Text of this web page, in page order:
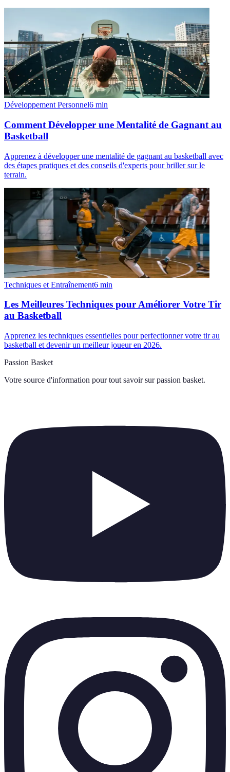
Développement Personnel6 min
Comment Développer une Mentalité de Gagnant au
Basketball
Apprenez à développer une mentalité de gagnant au basketball avec
des étapes pratiques et des conseils d'experts pour briller sur le
terrain.
Techniques et Entraînement6 min
Les Meilleures Techniques pour Améliorer Votre Tir
au Basketball
Apprenez les techniques essentielles pour perfectionner votre tir au
basketball et devenir un meilleur joueur en 2026.
Passion Basket
Votre source d'information pour tout savoir sur passion basket.